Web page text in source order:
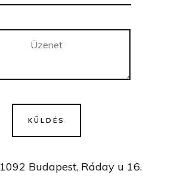
KÜLDÉS
1092 Budapest, Ráday u 16.